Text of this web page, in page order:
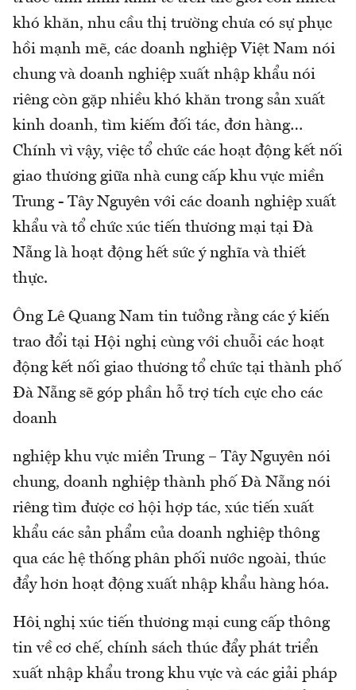
khó khăn, nhu cầu thị trường chưa có sự phục
hồi mạnh mẽ, các doanh nghiệp Việt Nam nói
chung và doanh nghiệp xuất nhập khẩu nói
riêng còn gặp nhiều khó khăn trong sản xuất
kinh doanh, tìm kiếm đối tác, đơn hàng…
Chính vì vậy, việc tổ chức các hoạt động kết nối
giao thương giữa nhà cung cấp khu vực miền
Trung - Tây Nguyên với các doanh nghiệp xuất
khẩu và tổ chức xúc tiến thương mại tại Đà
Nẵng là hoạt động hết sức ý nghĩa và thiết
thực.
Ông Lê Quang Nam tin tưởng rằng các ý kiến
trao đổi tại Hội nghị cùng với chuỗi các hoạt
động kết nối giao thương tổ chức tại thành phố
Đà Nẵng sẽ góp phần hỗ trợ tích cực cho các
doanh
nghiệp khu vực miền Trung – Tây Nguyên nói
chung, doanh nghiệp thành phố Đà Nẵng nói
riêng tìm được cơ hội hợp tác, xúc tiến xuất
khẩu các sản phẩm của doanh nghiệp thông
qua các hệ thống phân phối nước ngoài, thúc
đẩy hơn hoạt động xuất nhập khẩu hàng hóa.
Hội nghị xúc tiến thương mại cung cấp thông
tin về cơ chế, chính sách thúc đẩy phát triển
xuất nhập khẩu trong khu vực và các giải pháp